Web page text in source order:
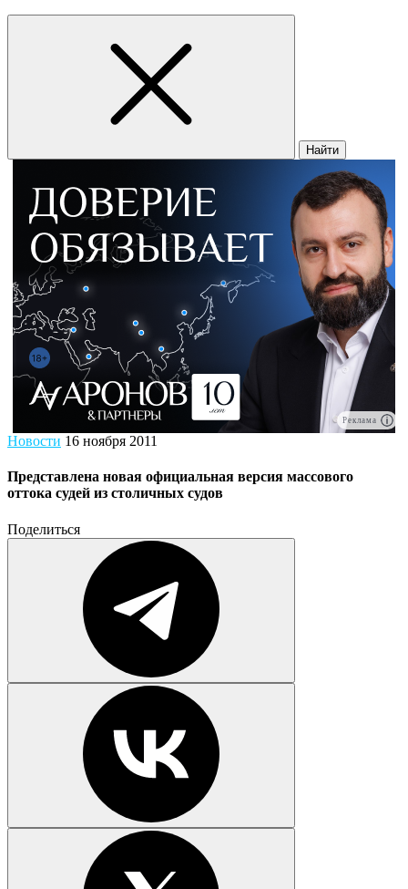
Найти
Реклама
Новости 16 ноября 2011
Представлена новая официальная версия массового
оттока судей из столичных судов
Поделиться